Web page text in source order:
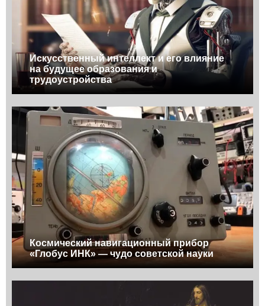
Искусственный интеллект и его влияние
на будущее образования и
трудоустройства
Космический навигационный прибор
«Глобус ИНК» — чудо советской науки